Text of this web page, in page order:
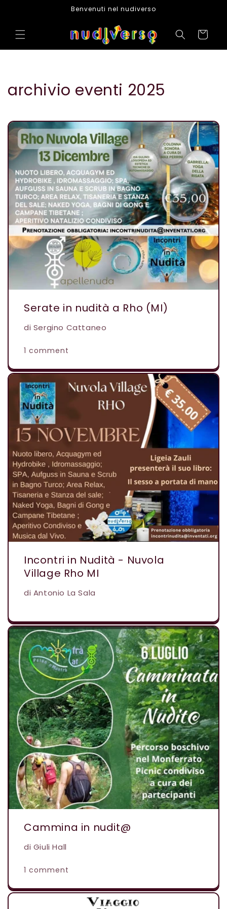
Benvenuti nel nudiverso
Cart
archivio eventi 2025
Serate in nudità a Rho (MI)
di Sergino Cattaneo
1 comment
Incontri in Nudità - Nuvola
Village Rho MI
di Antonio La Sala
Cammina in nudit@
di Giuli Hall
1 comment